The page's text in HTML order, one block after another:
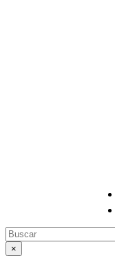
Buscar
×
Close